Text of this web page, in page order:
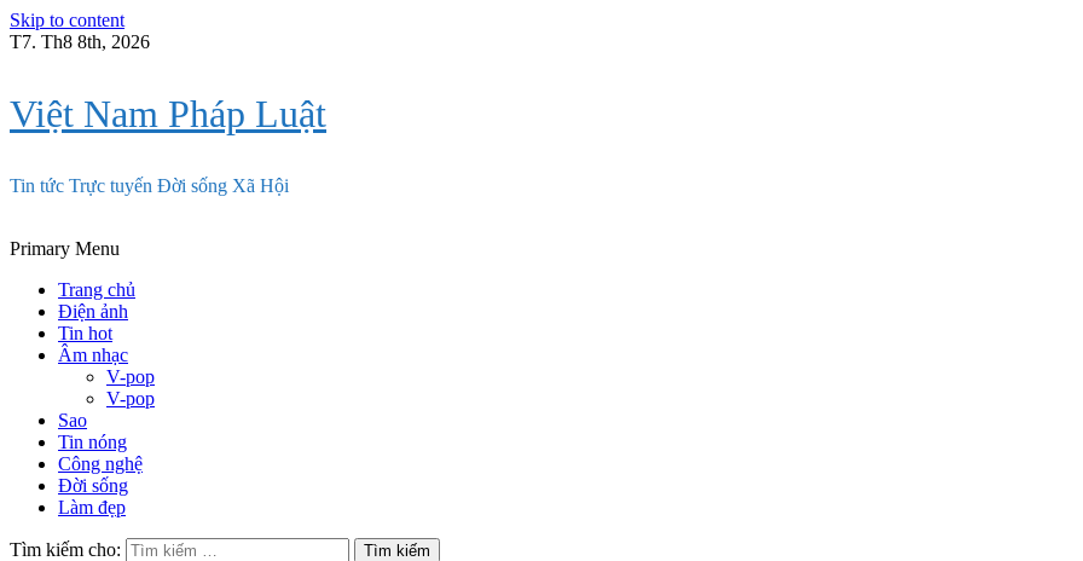
Skip to content
T7. Th8 8th, 2026
Việt Nam Pháp Luật
Tin tức Trực tuyến Đời sống Xã Hội
Primary Menu
Trang chủ
Điện ảnh
Tin hot
Âm nhạc
V-pop
V-pop
Sao
Tin nóng
Công nghệ
Đời sống
Làm đẹp
Tìm kiếm cho: